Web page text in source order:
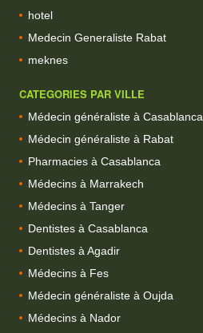
hotel
Medecin Generaliste Rabat
meknes
CATEGORIES PAR VILLE
Médecin généraliste à Casablanca
Médecin généraliste à Rabat
Pharmacies à Casablanca
Médecins à Marrakech
Médecins à Tanger
Dentistes à Casablanca
Dentistes à Agadir
Médecins à Fes
Médecin généraliste à Oujda
Médecins à Nador